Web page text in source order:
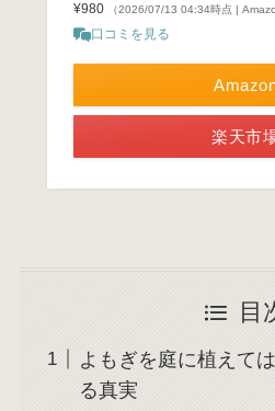
¥980
（2026/07/13 04:34時点 |
口コミを見る
楽天市
目
よもぎを庭に植えて
る真実